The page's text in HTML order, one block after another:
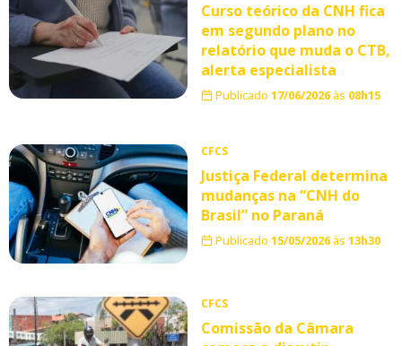
Curso teórico da CNH fica
em segundo plano no
relatório que muda o CTB,
alerta especialista
Publicado 17/06/2026às 08h15
CFCS
Justiça Federal determina
mudanças na “CNH do
Brasil” no Paraná
Publicado 15/05/2026às 13h30
CFCS
Comissão da Câmara